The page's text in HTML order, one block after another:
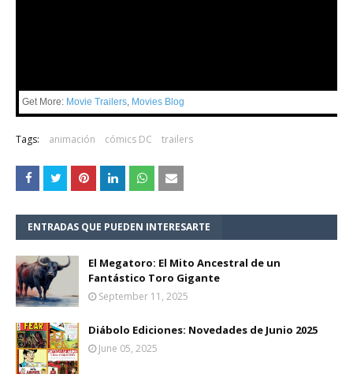
Get More: Movie Trailers, Movies Blog
Tags: animación cómics DC trailers
ENTRADAS QUE PUEDEN INTERESARTE
El Megatoro: El Mito Ancestral de un
Fantástico Toro Gigante
September 11, 2025
Diábolo Ediciones: Novedades de Junio 2025
June 05, 2025